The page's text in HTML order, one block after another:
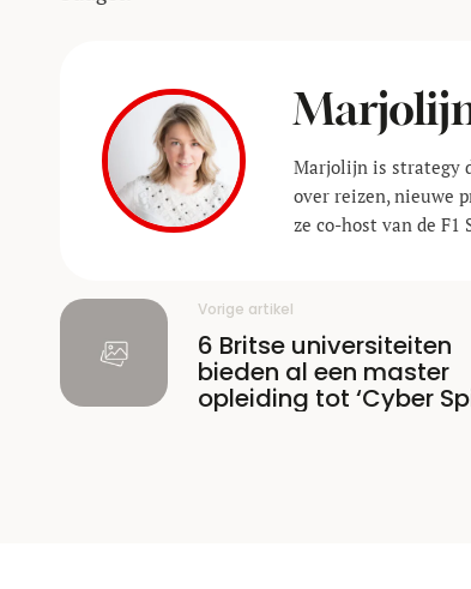
Marjolijn is strategy
over reizen, nieuwe
ze co-host van de
Vorige artikel
6 Britse universiteiten
bieden al een master
opleiding tot ‘Cyber